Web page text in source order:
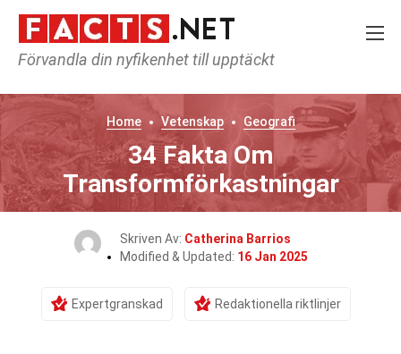
Förvandla din nyfikenhet till upptäckt
Home Vetenskap Geografi
34 Fakta Om
Transformförkastningar
Skriven Av: Catherina Barrios
Modified & Updated: 16 Jan 2025
Expertgranskad Redaktionella riktlinjer